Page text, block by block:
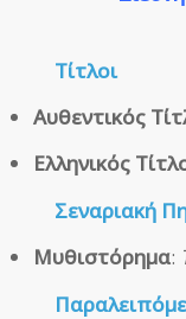
Τίτλοι
Αυθεντικός
Ελληνικός
Σεναριακή
Μυθιστόρημα: